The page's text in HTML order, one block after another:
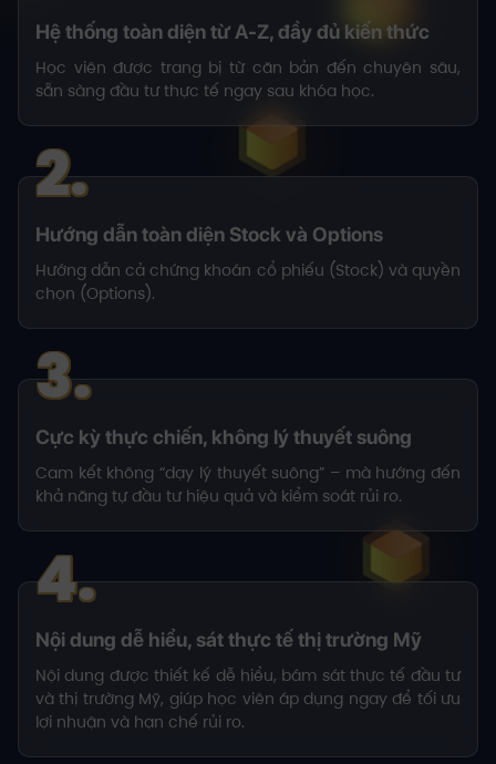
Hệ thống toàn diện từ A-Z, đầy đủ kiến thức
Học viên được trang bị từ căn bản đến chuyên sâu,
sẵn sàng đầu tư thực tế ngay sau khóa học.
2.
Hướng dẫn toàn diện Stock và Options
Hướng dẫn cả chứng khoán cổ phiếu (Stock) và quyền
chọn (Options).
3.
Cực kỳ thực chiến, không lý thuyết suông
Cam kết không “dạy lý thuyết suông” – mà hướng đến
khả năng tự đầu tư hiệu quả và kiểm soát rủi ro.
4.
Nội dung dễ hiểu, sát thực tế thị trường Mỹ
Nội dung được thiết kế dễ hiểu, bám sát thực tế đầu tư
và thị trường Mỹ, giúp học viên áp dụng ngay để tối ưu
lợi nhuận và hạn chế rủi ro.